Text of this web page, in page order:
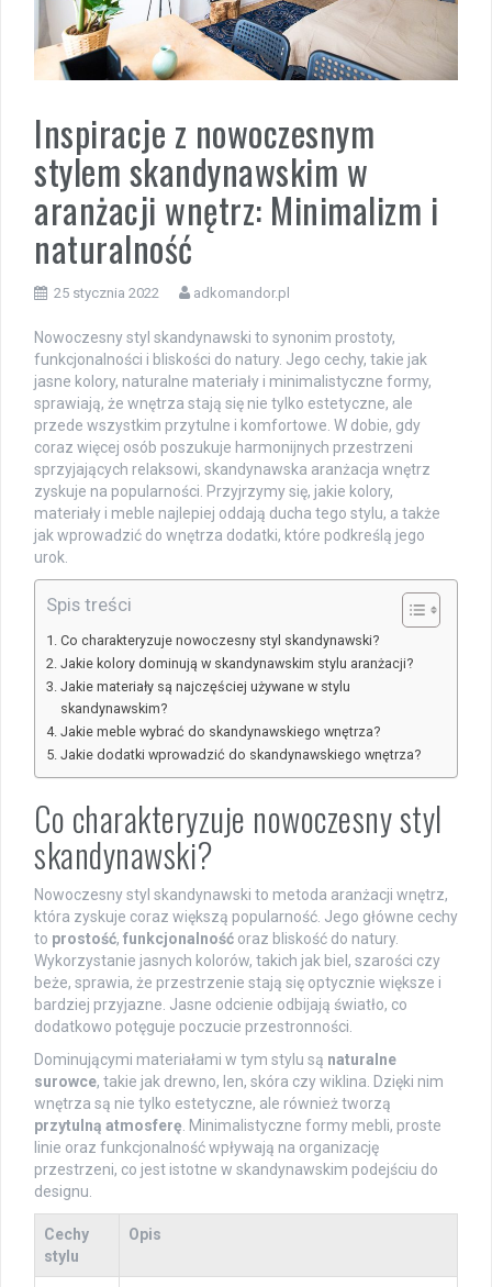
Inspiracje z nowoczesnym
stylem skandynawskim w
aranżacji wnętrz: Minimalizm i
naturalność
25 stycznia 2022 adkomandor.pl
Nowoczesny styl skandynawski to synonim prostoty,
funkcjonalności i bliskości do natury. Jego cechy, takie jak
jasne kolory, naturalne materiały i minimalistyczne formy,
sprawiają, że wnętrza stają się nie tylko estetyczne, ale
przede wszystkim przytulne i komfortowe. W dobie, gdy
coraz więcej osób poszukuje harmonijnych przestrzeni
sprzyjających relaksowi, skandynawska aranżacja wnętrz
zyskuje na popularności. Przyjrzymy się, jakie kolory,
materiały i meble najlepiej oddają ducha tego stylu, a także
jak wprowadzić do wnętrza dodatki, które podkreślą jego
urok.
Spis treści
Co charakteryzuje nowoczesny styl skandynawski?
Jakie kolory dominują w skandynawskim stylu aranżacji?
Jakie materiały są najczęściej używane w stylu
skandynawskim?
Jakie meble wybrać do skandynawskiego wnętrza?
Jakie dodatki wprowadzić do skandynawskiego wnętrza?
Co charakteryzuje nowoczesny styl
skandynawski?
Nowoczesny styl skandynawski to metoda aranżacji wnętrz,
która zyskuje coraz większą popularność. Jego główne cechy
to prostość, funkcjonalność oraz bliskość do natury.
Wykorzystanie jasnych kolorów, takich jak biel, szarości czy
beże, sprawia, że przestrzenie stają się optycznie większe i
bardziej przyjazne. Jasne odcienie odbijają światło, co
dodatkowo potęguje poczucie przestronności.
Dominującymi materiałami w tym stylu są naturalne
surowce, takie jak drewno, len, skóra czy wiklina. Dzięki nim
wnętrza są nie tylko estetyczne, ale również tworzą
przytulną atmosferę. Minimalistyczne formy mebli, proste
linie oraz funkcjonalność wpływają na organizację
przestrzeni, co jest istotne w skandynawskim podejściu do
designu.
Cechy
stylu
Opis